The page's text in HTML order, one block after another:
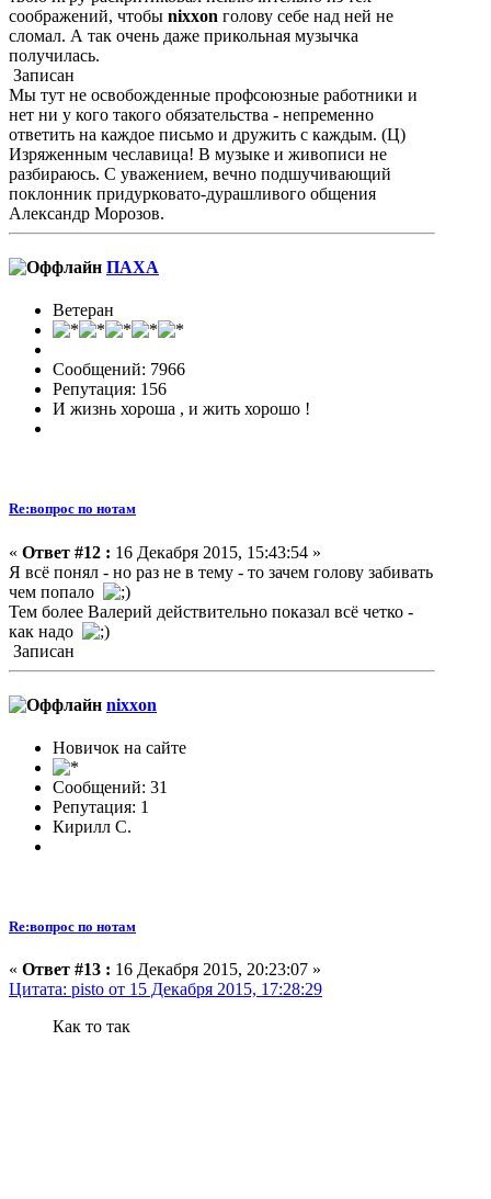
соображений, чтобы nixxon голову себе над ней не
сломал. А так очень даже прикольная музычка
получилась.
Записан
Мы тут не освобожденные профсоюзные работники и
нет ни у кого такого обязательства - непременно
ответить на каждое письмо и дружить с каждым. (Ц)
Изряженным чеславица! В музыке и живописи не
разбираюсь. С уважением, вечно подшучивающий
поклонник придурковато-дурашливого общения
Александр Морозов.
ПАХА
Ветеран
Сообщений: 7966
Репутация: 156
И жизнь хороша , и жить хорошо !
Re:вопрос по нотам
« Ответ #12 : 16 Декабря 2015, 15:43:54 »
Я всё понял - но раз не в тему - то зачем голову забивать
чем попало
Тем более Валерий действительно показал всё четко -
как надо
Записан
nixxon
Новичок на сайте
Сообщений: 31
Репутация: 1
Кирилл С.
Re:вопрос по нотам
« Ответ #13 : 16 Декабря 2015, 20:23:07 »
Цитата: pisto от 15 Декабря 2015, 17:28:29
Как то так